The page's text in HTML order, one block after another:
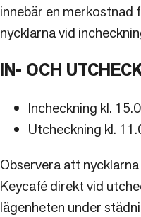
innebär en
nycklarna vid
IN- OCH
Incheckning kl.
Utcheckning kl.
Observera att
Keycafé direkt vid
lägenheten under